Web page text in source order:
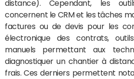
distance). Cependant, les
concernent le CRM et les tâches
factures ou de devis pour les
électronique des contrats,
manuels permettant aux
diagnostiquer un chantier à
frais. Ces derniers permettent